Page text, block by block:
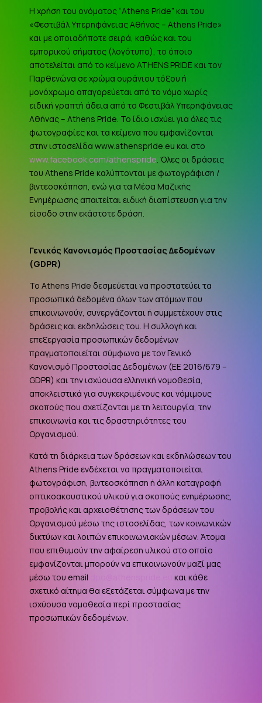
Η χρήση του ονόματος “Athens Pride” και του
«Φεστιβάλ Υπερηφάνειας Αθήνας – Athens Pride»
και με οποιαδήποτε σειρά, καθώς και του
εμπορικού σήματος (λογότυπο), το όποιο
αποτελείται από το κείμενο ATHENS PRIDE και τον
Παρθενώνα σε χρώμα ουράνιου τόξου ή
μονόχρωμο απαγορεύεται από το νόμο χωρίς
ειδική γραπτή άδεια από το Φεστιβάλ Υπερηφάνειας
Αθήνας – Athens Pride. Το ίδιο ισχύει για όλες τις
φωτογραφίες και τα κείμενα που εμφανίζονται
στην ιστοσελίδα www.athenspride.eu και στο
www.facebook.com/athenspride. Όλες οι δράσεις
του Athens Pride καλύπτονται με φωτογράφιση /
βιντεοσκόπηση, ενώ για τα Μέσα Μαζικής
Ενημέρωσης απαιτείται ειδική διαπίστευση για την
είσοδο στην εκάστοτε δράση.
Γενικός Κανονισμός Προστασίας Δεδομένων
(GDPR)
Το Athens Pride δεσμεύεται να προστατεύει τα
προσωπικά δεδομένα όλων των ατόμων που
επικοινωνούν, συνεργάζονται ή συμμετέχουν στις
δράσεις και εκδηλώσεις του. Η συλλογή και
επεξεργασία προσωπικών δεδομένων
πραγματοποιείται σύμφωνα με τον Γενικό
Κανονισμό Προστασίας Δεδομένων (ΕΕ 2016/679 –
GDPR) και την ισχύουσα ελληνική νομοθεσία,
αποκλειστικά για συγκεκριμένους και νόμιμους
σκοπούς που σχετίζονται με τη λειτουργία, την
επικοινωνία και τις δραστηριότητες του
Οργανισμού.
Κατά τη διάρκεια των δράσεων και εκδηλώσεων του
Athens Pride ενδέχεται να πραγματοποιείται
φωτογράφιση, βιντεοσκόπηση ή άλλη καταγραφή
οπτικοακουστικού υλικού για σκοπούς ενημέρωσης,
προβολής και αρχειοθέτησης των δράσεων του
Οργανισμού μέσω της ιστοσελίδας, των κοινωνικών
δικτύων και λοιπών επικοινωνιακών μέσων. Άτομα
που επιθυμούν την αφαίρεση υλικού στο οποίο
εμφανίζονται μπορούν να επικοινωνούν μαζί μας
μέσω του email
και κάθε
σχετικό αίτημα θα εξετάζεται σύμφωνα με την
ισχύουσα νομοθεσία περί προστασίας
προσωπικών δεδομένων.